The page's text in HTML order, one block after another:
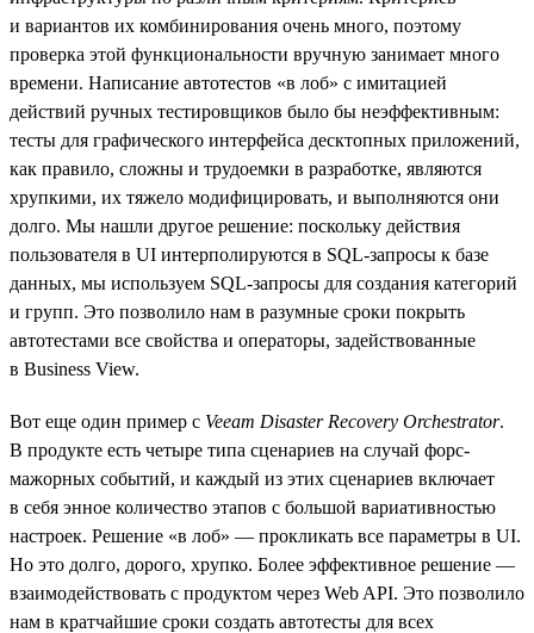
и вариантов их комбинирования очень много, поэтому
проверка этой функциональности вручную занимает много
времени. Написание автотестов «в лоб» с имитацией
действий ручных тестировщиков было бы неэффективным:
тесты для графического интерфейса десктопных приложений,
как правило, сложны и трудоемки в разработке, являются
хрупкими, их тяжело модифицировать, и выполняются они
долго. Мы нашли другое решение: поскольку действия
пользователя в UI интерполируются в SQL-запросы к базе
данных, мы используем SQL-запросы для создания категорий
и групп. Это позволило нам в разумные сроки покрыть
автотестами все свойства и операторы, задействованные
в Business View.
Вот еще один пример с Veeam Disaster Recovery Orchestrator.
В продукте есть четыре типа сценариев на случай форс-
мажорных событий, и каждый из этих сценариев включает
в себя энное количество этапов c большой вариативностью
настроек. Решение «в лоб» — прокликать все параметры в UI.
Но это долго, дорого, хрупко. Более эффективное решение —
взаимодействовать с продуктом через Web API. Это позволило
нам в кратчайшие сроки создать автотесты для всех